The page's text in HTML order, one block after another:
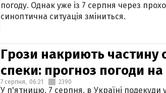
погоду. Однак уже із 7 серпня через
синоптична ситуація зміниться.
Грози накриють частину
спеки: прогноз погоди
7 серпня, 06:21 2390
У п'ятницю, 7 серпня, в Україні